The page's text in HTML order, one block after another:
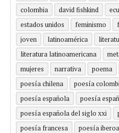
colombia
david fishkind
estados unidos
feminismo
joven
latinoamérica
literatura latinoamericana
mujeres
narrativa poema
poesía chilena
poesía
poesía española
poesía
poesía española del siglo xxi
poesía francesa
poesía